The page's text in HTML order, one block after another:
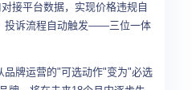
接平台数据，实现价格违规自
投诉流程自动触发——三位一体
品牌运营的"可选动作"变为"必选